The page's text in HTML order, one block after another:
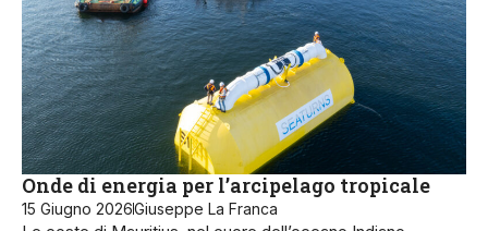
Onde di energia per l’arcipelago tropicale
15 Giugno 2026Giuseppe La Franca